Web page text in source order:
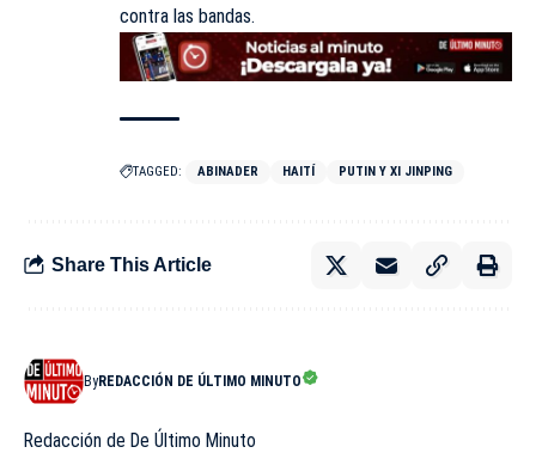
contra las bandas.
TAGGED: ABINADER HAITÍ PUTIN Y XI JINPING
Share This Article
ByREDACCIÓN DE ÚLTIMO MINUTO
Redacción de De Último Minuto